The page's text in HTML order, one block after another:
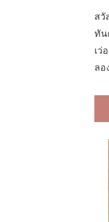
สวั
ทัน
เว่
ลอ